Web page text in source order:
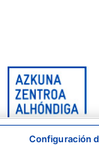
Configuración